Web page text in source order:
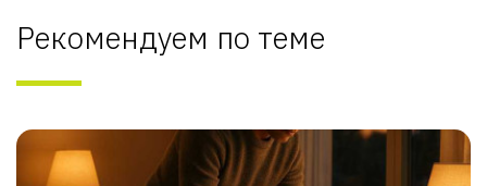
Рекомендуем по теме